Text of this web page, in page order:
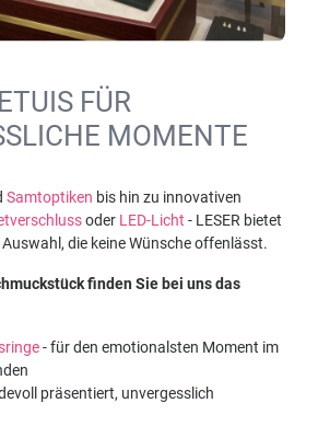
FÜR
MOMENTE
Samtoptiken bis hin zu innovativen
oder LED-Licht - LESER bietet
die keine Wünsche offenlässt.
finden Sie bei uns das
- für den emotionalsten Moment im
präsentiert, unvergesslich